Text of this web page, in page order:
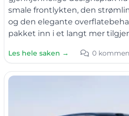
smale frontlykten, den
og den elegante
pakket inn i et langt mer
Les hele saken → 0